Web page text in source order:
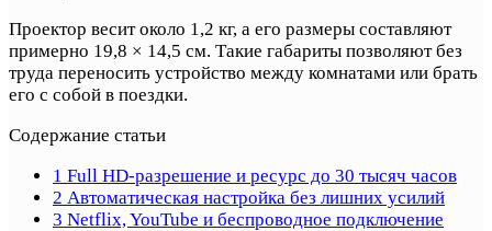
Проектор весит около 1,2 кг, а его размеры составляют
примерно 19,8 × 14,5 см. Такие габариты позволяют без
труда переносить устройство между комнатами или брать
его с собой в поездки.
Содержание статьи
1 Full HD-разрешение и ресурс до 30 тысяч часов
2 Автоматическая настройка без лишних усилий
3 Netflix, YouTube и беспроводное подключение